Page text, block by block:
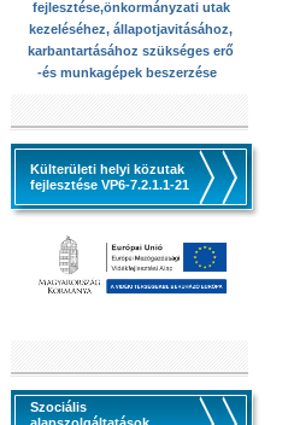
fejlesztése,önkormányzati utak
kezeléséhez, állapotjavitásához,
karbantartásához szükséges erő
-és munkagépek beszerzése
Külterületi helyi közutak
fejlesztése VP6-7.2.1.1-21
Szociális